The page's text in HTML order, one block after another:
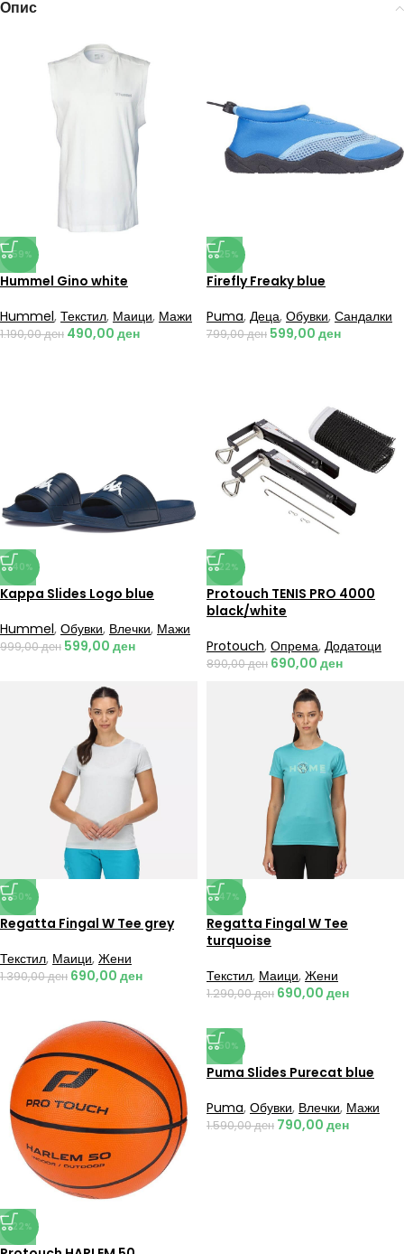
Опис
-59%
Hummel Gino white
Hummel, Текстил, Маици, Мажи
1.190,00ден 490,00 ден
-25%
Firefly Freaky blue
Puma, Деца, Обувки, Сандалки
799,00ден 599,00 ден
-40%
Kappa Slides Logo blue
Hummel, Обувки, Влечки, Мажи
999,00ден 599,00 ден
-22%
Protouch TENIS PRO 4000
black/white
Protouch, Опрема, Додатоци
890,00ден 690,00 ден
-50%
Regatta Fingal W Tee grey
Текстил, Маици, Жени
1.390,00ден 690,00 ден
-47%
Regatta Fingal W Tee
turquoise
Текстил, Маици, Жени
1.290,00ден 690,00 ден
-22%
-50%
Puma Slides Purecat blue
Puma, Обувки, Влечки, Мажи
1.590,00ден 790,00 ден